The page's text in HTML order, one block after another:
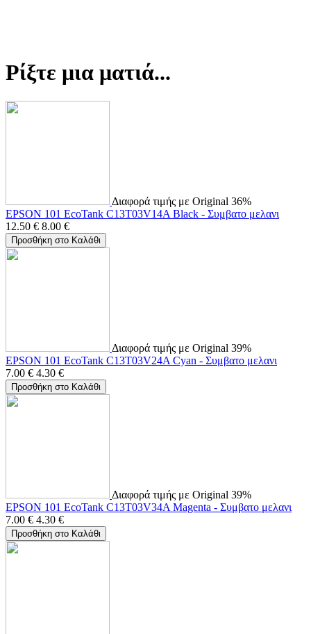
Ρίξτε μια ματιά...
Διαφορά τιμής με Original 36%
EPSON 101 EcoTank C13T03V14A Black - Συμβατο μελανι
12.50 € 8.00 €
Προσθήκη στο Καλάθι
Διαφορά τιμής με Original 39%
EPSON 101 EcoTank C13T03V24A Cyan - Συμβατο μελανι
7.00 € 4.30 €
Προσθήκη στο Καλάθι
Διαφορά τιμής με Original 39%
EPSON 101 EcoTank C13T03V34A Magenta - Συμβατο μελανι
7.00 € 4.30 €
Προσθήκη στο Καλάθι